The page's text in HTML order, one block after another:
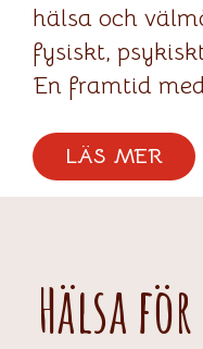
hälsa och
fysiskt,
En framtid
LÄS MER
Hälsa